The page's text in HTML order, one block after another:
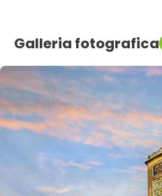
Galleria fotografica